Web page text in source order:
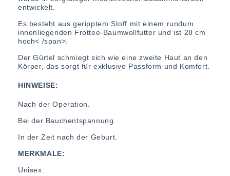
entwickelt.
Es besteht aus geripptem Stoff mit einem rundum
innenliegenden Frottee-Baumwollfutter und ist 28 cm
hoch< /span>
Der Gürtel schmiegt sich wie eine zweite Haut an den
Körper, das sorgt für exklusive Passform und Komfort.
HINWEISE:
Nach der Operation.
Bei der Bauchentspannung.
In der Zeit nach der Geburt.
MERKMALE:
Unisex.